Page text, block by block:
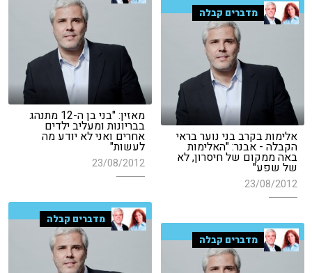
מאזין: "בני בן ה-12 מתנהג
בבריונות ומעליב ילדים
אחרים ואני לא יודע מה
לעשות"
23/08/2012
מדברים קבלה
אלימות בקרב בני נוער בראי
הקבלה - אבנר: "האלימות
באה ממקום של חיסרון, לא
של שפע"
23/08/2012
מדברים קבלה
מדברים קבלה